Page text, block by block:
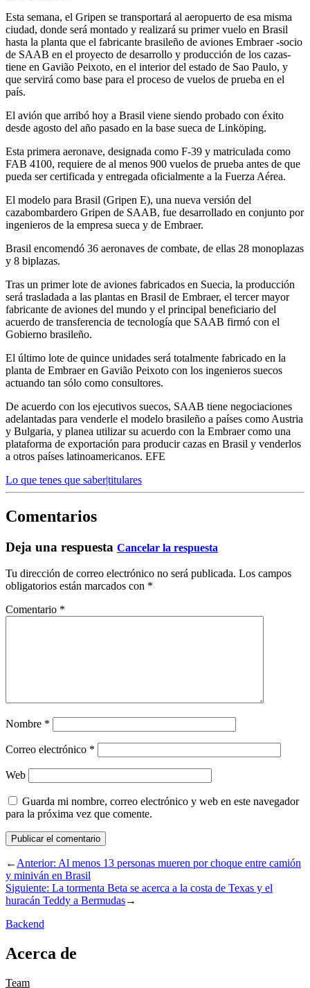
Esta semana, el Gripen se transportará al aeropuerto de esa misma
ciudad, donde será montado y realizará su primer vuelo en Brasil
hasta la planta que el fabricante brasileño de aviones Embraer -socio
de SAAB en el proyecto de desarrollo y producción de los cazas-
tiene en Gavião Peixoto, en el interior del estado de Sao Paulo, y
que servirá como base para el proceso de vuelos de prueba en el
país.
El avión que arribó hoy a Brasil viene siendo probado con éxito
desde agosto del año pasado en la base sueca de Linköping.
Esta primera aeronave, designada como F-39 y matriculada como
FAB 4100, requiere de al menos 900 vuelos de prueba antes de que
pueda ser certificada y entregada oficialmente a la Fuerza Aérea.
El modelo para Brasil (Gripen E), una nueva versión del
cazabombardero Gripen de SAAB, fue desarrollado en conjunto por
ingenieros de la empresa sueca y de Embraer.
Brasil encomendó 36 aeronaves de combate, de ellas 28 monoplazas
y 8 biplazas.
Tras un primer lote de aviones fabricados en Suecia, la producción
será trasladada a las plantas en Brasil de Embraer, el tercer mayor
fabricante de aviones del mundo y el principal beneficiario del
acuerdo de transferencia de tecnología que SAAB firmó con el
Gobierno brasileño.
El último lote de quince unidades será totalmente fabricado en la
planta de Embraer en Gavião Peixoto con los ingenieros suecos
actuando tan sólo como consultores.
De acuerdo con los ejecutivos suecos, SAAB tiene negociaciones
adelantadas para venderle el modelo brasileño a países como Austria
y Bulgaria, y planea utilizar su acuerdo con la Embraer como una
plataforma de exportación para producir cazas en Brasil y venderlos
a otros países latinoamericanos. EFE
Lo que tenes que saber|titulares
Comentarios
Deja una respuesta Cancelar la respuesta
Tu dirección de correo electrónico no será publicada. Los campos
obligatorios están marcados con *
Comentario *
Nombre *
Correo electrónico *
Web
Guarda mi nombre, correo electrónico y web en este navegador
para la próxima vez que comente.
←Anterior: Al menos 13 personas mueren por choque entre camión
y miniván en Brasil
Siguiente: La tormenta Beta se acerca a la costa de Texas y el
huracán Teddy a Bermudas→
Backend
Acerca de
Team